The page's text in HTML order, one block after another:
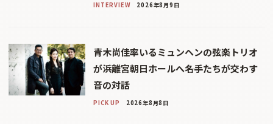
INTERVIEW 2026年8月9日
青木尚佳率いるミュンヘンの弦楽トリオ
が浜離宮朝日ホールへ――名手たちが交わす
音の対話
PICK UP 2026年8月8日